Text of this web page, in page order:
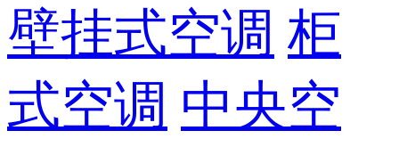
壁挂式空调 柜
式空调 中央空